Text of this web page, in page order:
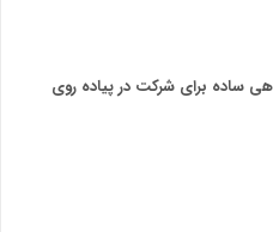
ساده برای شرکت در پیاده روی